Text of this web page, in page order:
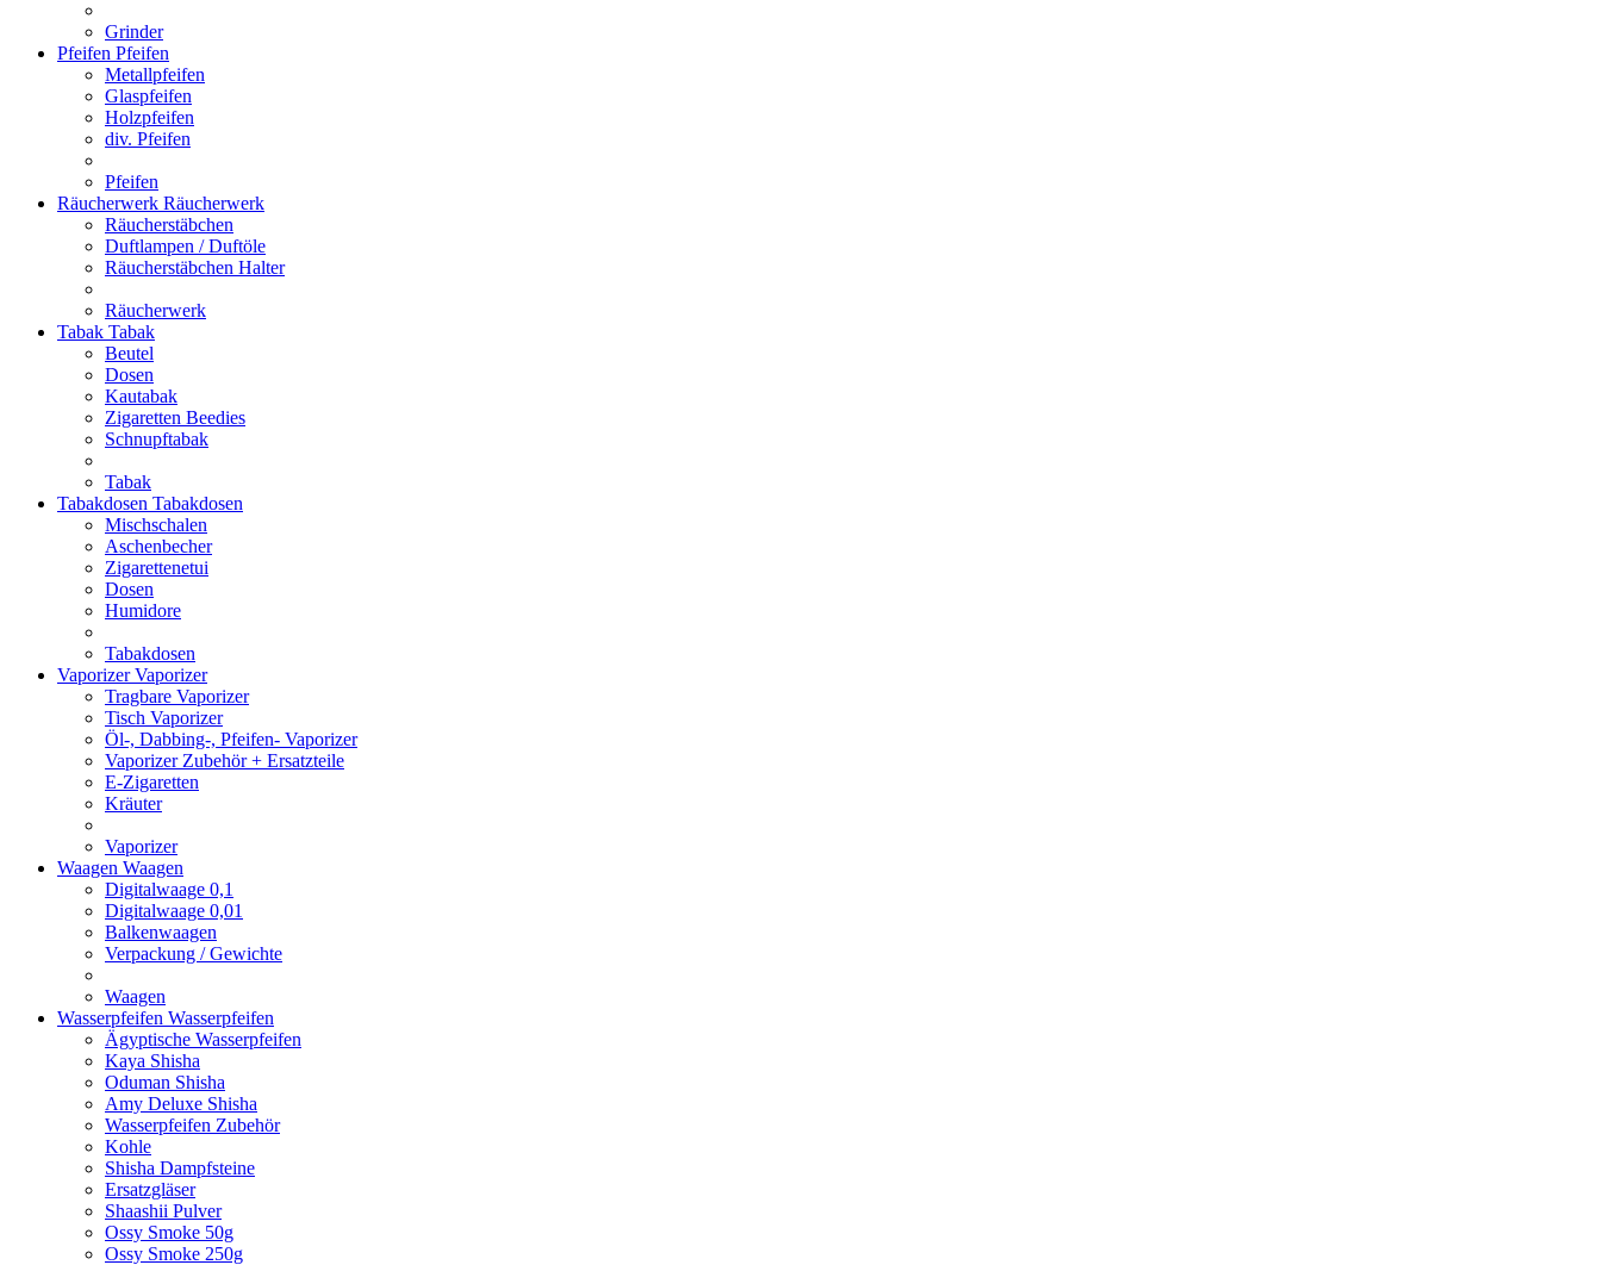
Grinder
Pfeifen Pfeifen
Metallpfeifen
Glaspfeifen
Holzpfeifen
div. Pfeifen
Pfeifen
Räucherwerk Räucherwerk
Räucherstäbchen
Duftlampen / Duftöle
Räucherstäbchen Halter
Räucherwerk
Tabak Tabak
Beutel
Dosen
Kautabak
Zigaretten Beedies
Schnupftabak
Tabak
Tabakdosen Tabakdosen
Mischschalen
Aschenbecher
Zigarettenetui
Dosen
Humidore
Tabakdosen
VaporizerVaporizer
Tragbare Vaporizer
Tisch Vaporizer
Öl-, Dabbing-, Pfeifen- Vaporizer
Vaporizer Zubehör + Ersatzteile
E-Zigaretten
Kräuter
Vaporizer
Waagen Waagen
Digitalwaage 0,1
Digitalwaage 0,01
Balkenwaagen
Verpackung / Gewichte
Waagen
Wasserpfeifen Wasserpfeifen
Ägyptische Wasserpfeifen
Kaya Shisha
Oduman Shisha
Amy Deluxe Shisha
Wasserpfeifen Zubehör
Kohle
Shisha Dampfsteine
Ersatzgläser
Shaashii Pulver
Ossy Smoke 50g
Ossy Smoke 250g